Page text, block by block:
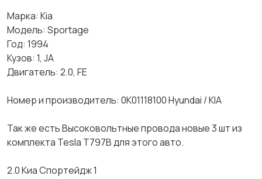
Марка: Kia
Модель: Sportage
Год: 1994
Кузов: 1, JA
Двигатель: 2.0, FE
Номер и производитель: 0K01118100 Hyundai / KIA
Так же есть Высоковольтные провода новые 3 шт из
комплекта Tesla T797B для этого авто.
2.0 Киа Спортейдж 1